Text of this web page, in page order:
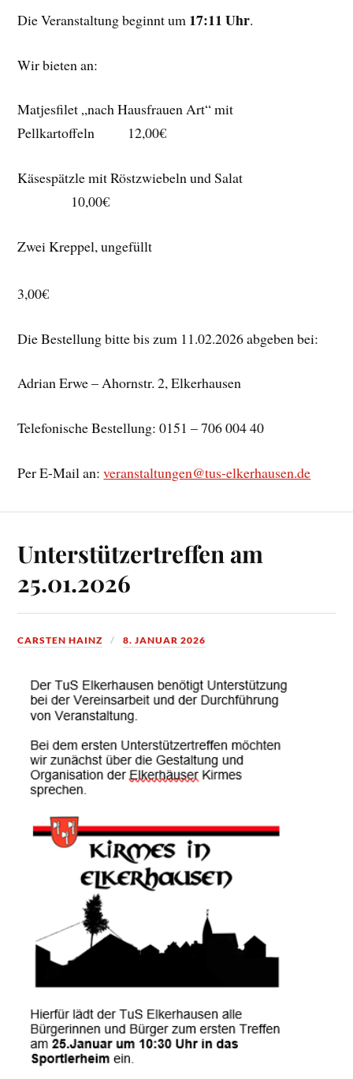
Die Veranstaltung beginnt um 17:11 Uhr.
Wir bieten an:
Matjesfilet „nach Hausfrauen Art“ mit
Pellkartoffeln 12,00€
Käsespätzle mit Röstzwiebeln und Salat
10,00€
Zwei Kreppel, ungefüllt
3,00€
Die Bestellung bitte bis zum 11.02.2026 abgeben bei:
Adrian Erwe – Ahornstr. 2, Elkerhausen
Telefonische Bestellung: 0151 – 706 004 40
Per E-Mail an:veranstaltungen@tus-elkerhausen.de
Unterstützertreffen am
25.01.2026
CARSTEN HAINZ 8. JANUAR 2026